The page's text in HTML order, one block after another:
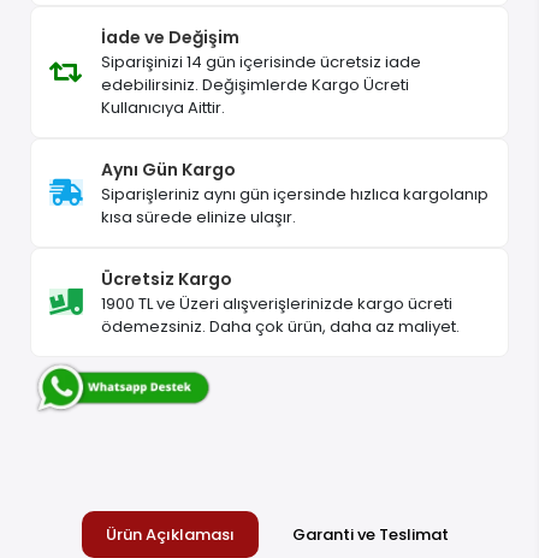
İade ve Değişim
Siparişinizi 14 gün içerisinde ücretsiz iade
edebilirsiniz. Değişimlerde Kargo Ücreti
Kullanıcıya Aittir.
Aynı Gün Kargo
Siparişleriniz aynı gün içersinde hızlıca kargolanıp
kısa sürede elinize ulaşır.
Ücretsiz Kargo
1900 TL ve Üzeri alışverişlerinizde kargo ücreti
ödemezsiniz. Daha çok ürün, daha az maliyet.
Ürün Açıklaması
Garanti ve Teslimat